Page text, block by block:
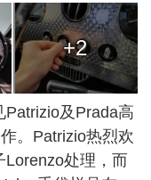
+2
及Prada高
。Patrizio热烈欢
处理，而